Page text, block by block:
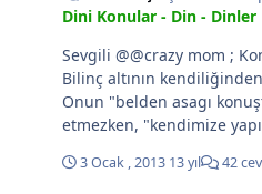
yakın tarihlerde söz
evrimini, değişim ve
doğru sonuçlar vermez...
Dini Konular - Din - Dinler
Sevgili @@crazy mom ; Konuştuğu demeyelim bence,
Bilinç altının
Onun "belden asagı
etmezken, "kendimize
doğru bulmayacağına
3 Ocak , 2013 13 yıl 42